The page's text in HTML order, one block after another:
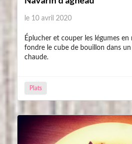
le 10 avril 2020
Éplucher et couper les légumes en
fondre le cube de bouillon dans un
chaude.
Plats